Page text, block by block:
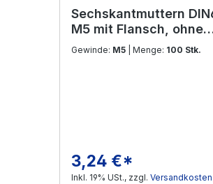
Sechskantmuttern
M5 mit Flansch, ohne
Sperrverzahnung
Gewinde: M5 | Menge: 100 Stk.
Regulärer Preis:
3,24 €*
Inkl. 19% USt., zzgl. Versandkosten